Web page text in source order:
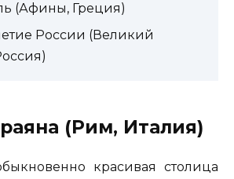
(Афины, Греция)
России (Великий
(Рим, Италия)
красивая столица